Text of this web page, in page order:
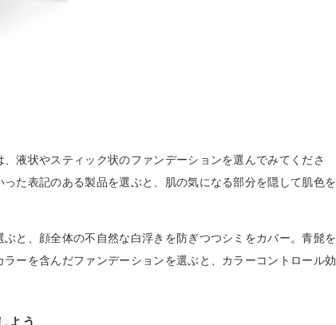
液状やスティック状のファンデーションを選んでみてくださ
た表記のある製品を選ぶと、肌の気になる部分を隠して肌色を
と、顔全体の不自然な白浮きを防ぎつつシミをカバー。青髭を
ーを含んだファンデーションを選ぶと、カラーコントロール効